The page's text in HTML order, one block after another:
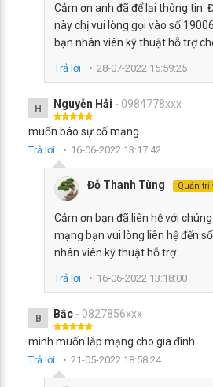
Cảm ơn anh đã để lại thông tin.
này chị vui lòng gọi vào số
bạn nhân viên kỹ thuật hỗ trợ
Trả lời 28-07-2022 15:59:25
H Nguyễn Hải - 0984778xxx
muốn báo sự cố mạng
Trả lời 16-06-2022 13:17:42
Đỗ Thanh Tùng Quản trị
Cảm ơn bạn đã liên hệ với
mạng bạn vui lòng liên hệ đến
nhân viên kỹ thuật hỗ trợ
Trả lời 16-06-2022 13:18:00
B Bắc - 0827856xxx
mình muốn lắp mạng cho gia đình
Trả lời 21-05-2022 18:58:24